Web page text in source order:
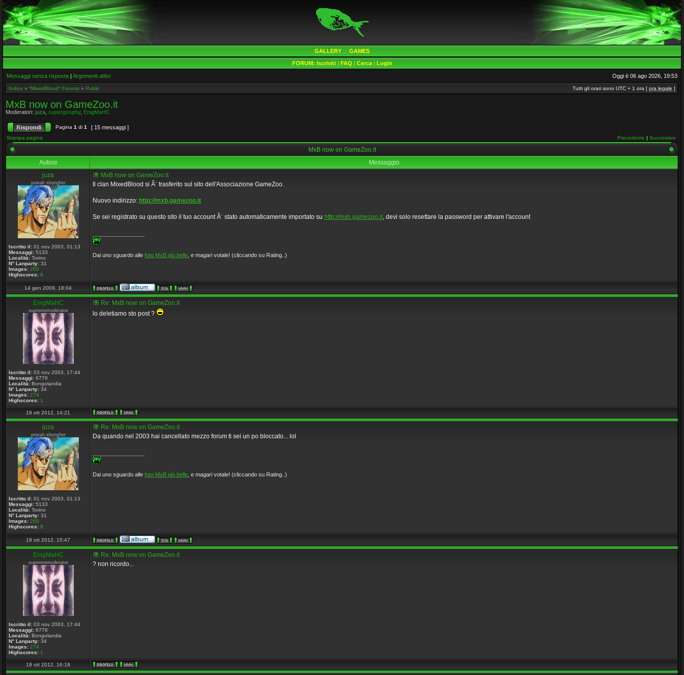
GALLERY ::: GAMES
FORUM: Iscriviti| FAQ | Cerca| Login
Messaggi senza risposta | Argomenti attivi Oggi è 06 ago 2026, 19:53
Indice » *MixedBlood* Forums » Public Tutti gli orari sono UTC + 1 ora [ ora legale ]
MxB now on GameZoo.it
Moderatori: juza supergoophy, EnigMaHC
Pagina 1 di 1 [ 15 messaggi ]
Stampa pagina Precedente | Successivo
MxB now on GameZoo.it
Autore
Messaggio
juza
powah sbongher
Iscritto il: 01 nov 2003, 01:13
Messaggi: 5133
Località: Torino
N° Lanparty: 31
Images: 260
Highscores: 8
MxB now on GameZoo.it
Il clan MixedBlood si Ã¨ trasferito sul sito dell'Associazione GameZoo.
Nuovo indirizzo: http://mxb.gamezoo.it
Se sei registrato su questo sito il tuo account Ã¨ stato automaticamente importato su http://mxb.gamezoo.it, devi solo resettare la password per attivare l'account
Dai uno sguardo alle foto MxB più belle , e magari votale! (cliccando su Rating..)
14 gen 2009, 18:04
EnigMaHC
suprememoderator
Iscritto il: 03 nov 2003, 17:44
Messaggi: 6776
Località: Bongolandia
N° Lanparty: 34
Images: 274
Highscores: 1
Re: MxB now on GameZoo.it
lo deletiamo sto post ?
19 ott 2012, 14:21
juza
powah sbongher
Iscritto il: 01 nov 2003, 01:13
Messaggi: 5133
Località: Torino
N° Lanparty: 31
Images: 260
Highscores: 8
Re: MxB now on GameZoo.it
Da quando nel 2003 hai cancellato mezzo forum ti sei un po bloccato... lol
Dai uno sguardo alle foto MxB più belle , e magari votale! (cliccando su Rating..)
19 ott 2012, 15:47
EnigMaHC
suprememoderator
Iscritto il: 03 nov 2003, 17:44
Messaggi: 6776
Località: Bongolandia
N° Lanparty: 34
Images: 274
Highscores: 1
Re: MxB now on GameZoo.it
? non ricordo...
19 ott 2012, 16:18